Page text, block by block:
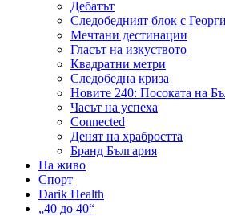
Дебатът
Следобедният блок с
Мечтани дестинации
Гласът на изкуството
Квадратни метри
Следобедна криза
Новите 240: Посоката на
Часът на успеха
Connected
Денят на храбростта
Бранд България
На живо
Спорт
Darik Health
„40 до 40“